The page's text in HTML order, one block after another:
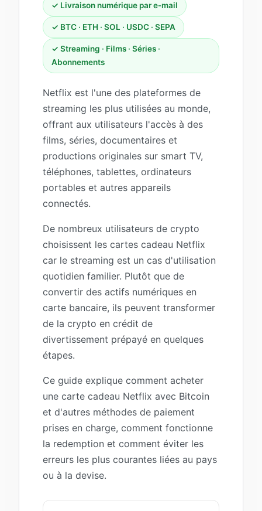
✓ Livraison numérique par e‑mail
✓ BTC · ETH · SOL · USDC · SEPA
✓ Streaming · Films · Séries ·
Abonnements
Netflix est l'une des plateformes de
streaming les plus utilisées au monde,
offrant aux utilisateurs l'accès à des
films, séries, documentaires et
productions originales sur smart TV,
téléphones, tablettes, ordinateurs
portables et autres appareils
connectés.
De nombreux utilisateurs de crypto
choisissent les cartes cadeau Netflix
car le streaming est un cas d'utilisation
quotidien familier. Plutôt que de
convertir des actifs numériques en
carte bancaire, ils peuvent transformer
de la crypto en crédit de
divertissement prépayé en quelques
étapes.
Ce guide explique comment acheter
une carte cadeau Netflix avec Bitcoin
et d'autres méthodes de paiement
prises en charge, comment fonctionne
la redemption et comment éviter les
erreurs les plus courantes liées au pays
ou à la devise.